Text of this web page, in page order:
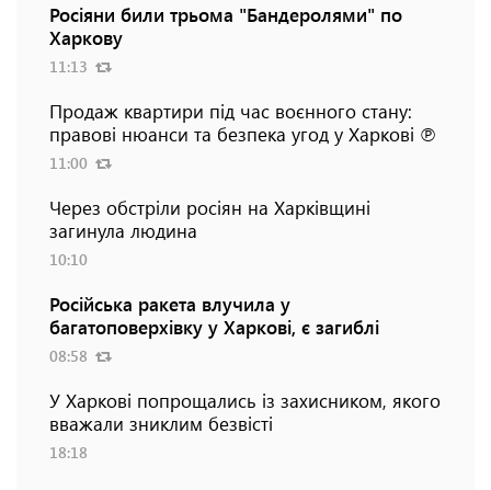
Росіяни били трьома "Бандеролями" по
Харкову
11:13
Продаж квартири під час воєнного стану:
правові нюанси та безпека угод у Харкові ℗
11:00
Через обстріли росіян на Харківщині
загинула людина
10:10
Російська ракета влучила у
багатоповерхівку у Харкові, є загиблі
08:58
У Харкові попрощались із захисником, якого
вважали зниклим безвісті
18:18